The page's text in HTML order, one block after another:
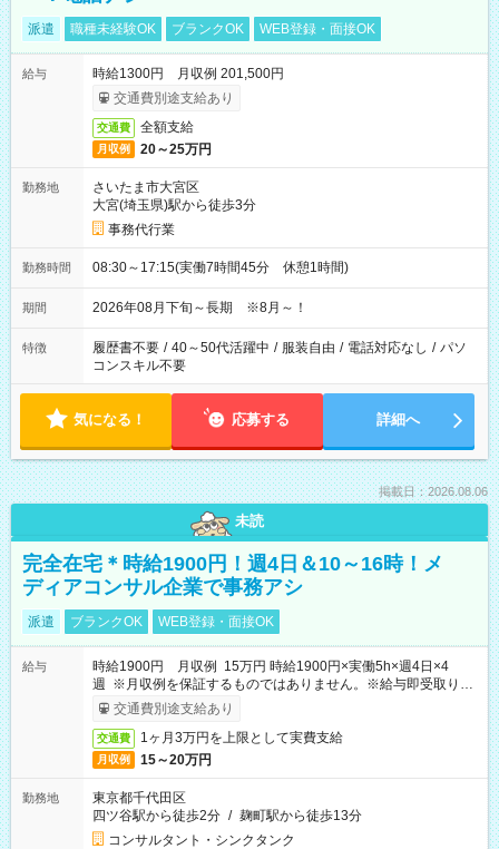
派遣 職種未経験OK ブランクOK WEB登録・面接OK
給与
時給1300円 月収例 201,500円
交通費別途支給あり
交通費 全額支給
月収例 20～25万円
勤務地
さいたま市大宮区
大宮(埼玉県)駅から徒歩3分
事務代行業
勤務時間 08:30～17:15(実働7時間45分 休憩1時間)
期間 2026年08月下旬～長期 ※8月～！
特徴 履歴書不要 / 40～50代活躍中 / 服装自由 / 電話対応なし / パソ
コンスキル不要
気になる！ 応募する 詳細へ
掲載日：2026.08.06
未読
完全在宅＊時給1900円！週4日＆10～16時！メ
ディアコンサル企業で事務アシ
派遣 ブランクOK WEB登録・面接OK
給与
時給1900円 月収例 15万円 時給1900円×実働5h×週4日×4
週 ※月収例を保証するものではありません。※給与即受取りサ
ービス利用可（利用条件有）
交通費別途支給あり
交通費 1ヶ月3万円を上限として実費支給
月収例 15～20万円
勤務地
東京都千代田区
四ツ谷駅から徒歩2分 / 麹町駅から徒歩13分
コンサルタント・シンクタンク